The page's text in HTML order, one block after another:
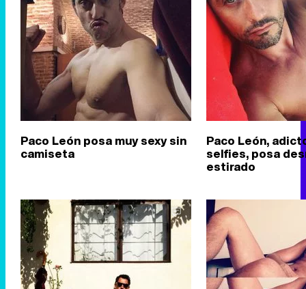
Paco León posa muy sexy sin
camiseta
Paco León,
selfies, posa
estirado